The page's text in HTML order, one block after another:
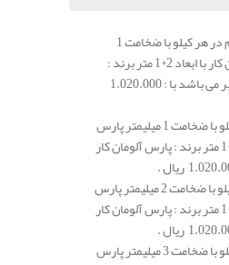
قیمت ورق آلومینیوم در هر کیلو با ضخامت 1
میلیمتر پارس آلومان کار با ابعاد 2*1 متر برند :
قیمت ورق در هر کیلو با ضخامت 1 میلیمتر پارس
آلومان کار با ابعاد 2*1 متر برند : پارس آلومان کار
قیمت ورق در هر کیلو با ضخامت 2 میلیمتر پارس
آلومان کار با ابعاد 2*1 متر برند : پارس آلومان کار
قیمت ورق در هر کیلو با ضخامت 3 میلیمتر پارس